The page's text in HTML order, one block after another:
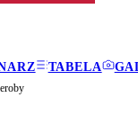
TABELA